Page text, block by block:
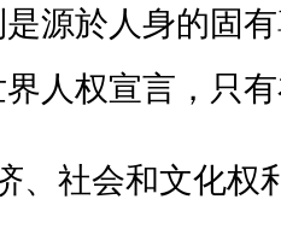
源於人身的固有
人权宣言，只有
、社会和文化